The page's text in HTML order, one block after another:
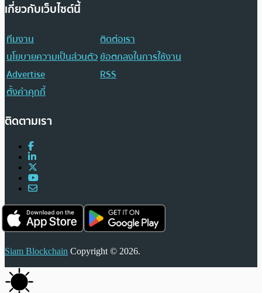
เกี่ยวกับเว็บไซต์นี้
ทีมงาน
ติดต่อเรา
นโยบายความเป็นส่วนตัวข้อตกลงในการใช้งาน
Advertise
RSS
ตั้งค่าคุกกี้
ติดตามเรา
Siam Blockchain Copyright © 2026.